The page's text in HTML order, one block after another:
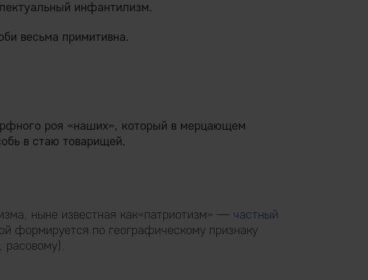
инфантилизм.
весьма примитивна.
роя «наших», который в мерцающем
в стаю товарищей.
ныне известная как«патриотизм» — частный
формируется по географическому признаку
расовому).